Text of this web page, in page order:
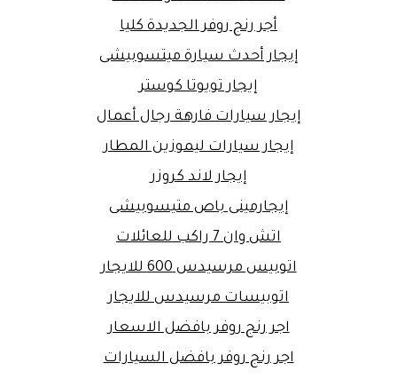
أجر رنج روفر الجديدة كليا
إيجار أحدث سيارة ميتسوبيشى
إيجار تويوتا كوستر
إيجار سيارات فارهة رجال أعمال
إيجار سيارات ليموزين المطار
إيجار لاند كروزر
إيجارمينى باص متيسوبيشى
اتش وان 7 راكب للعائلات
اتوبيس مرسيدس 600 للايجار
اتوبيسات مرسيدس للايجار
اجر رنج روفر بافضل الاسعار
اجر رنج روفر بافضل السيارات